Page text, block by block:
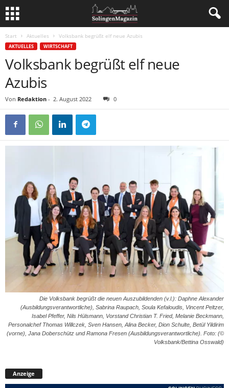
Start Aktuelles Volksbank begrüßt elf neue Azubis
AKTUELLES WIRTSCHAFT
Volksbank begrüßt elf neue
Azubis
Von Redaktion - 2. August 2022 0
Die Volksbank begrüßt die neuen Auszubildenden (v.l.): Daphne Alexander
(Ausbildungsverantwortliche), Sabrina Raupach, Soula Kefaloudis, Vincent Peltzer,
Isabel Pfeffer, Nils Hülsmann, Vorstand Christian T. Fried, Melanie Beckmann,
Personalchef Thomas Willczek, Sven Hansen, Alina Becker, Dion Schulte, Betül Yildirim
(vorne), Jana Doberschütz und Ramona Fresen (Ausbildungsverantwortliche). Foto: (©
Volksbank/Bettina Osswald)
Anzeige